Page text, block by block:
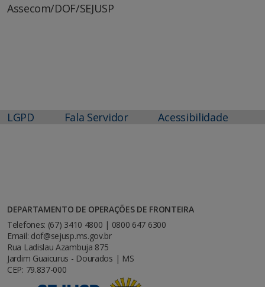
Assecom/DOF/SEJUSP
LGPD Fala Servidor Acessibilidade
DEPARTAMENTO DE OPERAÇÕES DE FRONTEIRA
Telefones: (67) 3410 4800 | 0800 647 6300
Email: dof@sejusp.ms.gov.br
Rua Ladislau Azambuja 875
Jardim Guaicurus - Dourados | MS
CEP: 79.837-000